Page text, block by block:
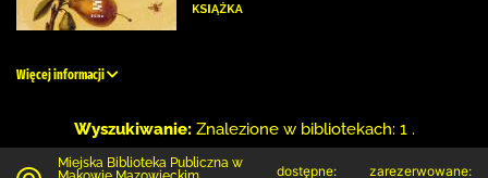
Więcej informacji
Wyszukiwanie: Znalezione w bibliotekach: 1 .
Miejska Biblioteka Publiczna w
dostępne: zarezerwowane: